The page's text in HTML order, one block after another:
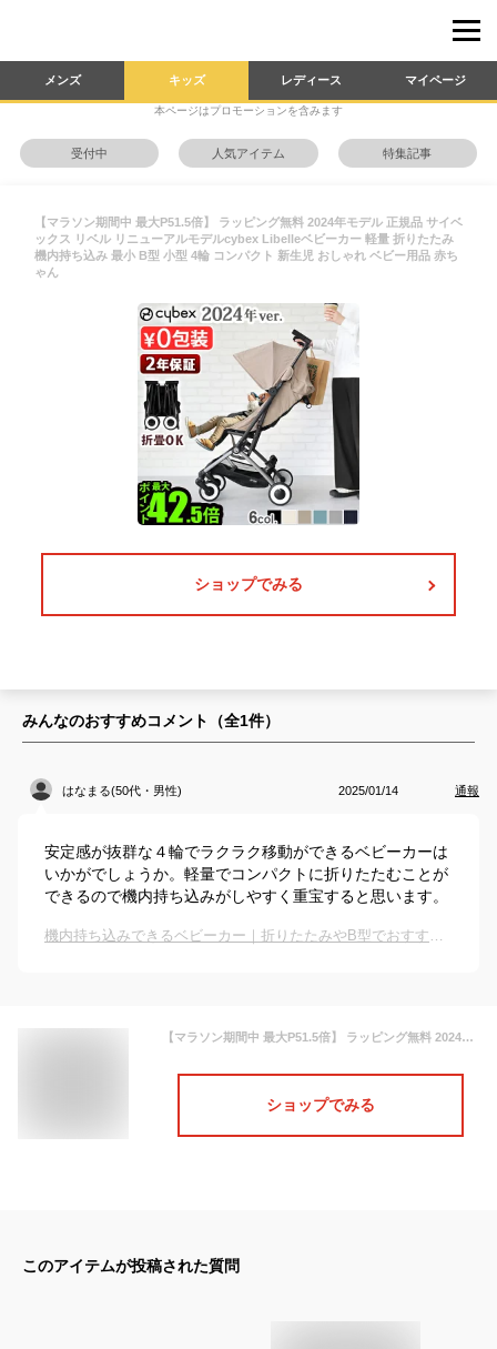
メンズ キッズ レディース マイページ
本ページはプロモーションを含みます
受付中 人気アイテム 特集記事
【マラソン期間中 最大P51.5倍】 ラッピング無料 2024年モデル 正規品 サイベ
ックス リベル リニューアルモデルcybex Libelleベビーカー 軽量 折りたたみ
機内持ち込み 最小 B型 小型 4輪 コンパクト 新生児 おしゃれ ベビー用品 赤ち
ゃん
ショップでみる
みんなのおすすめコメント（全1件）
はなまる(50代・男性) 2025/01/14 通報
安定感が抜群な４輪でラクラク移動ができるベビーカーは
いかがでしょうか。軽量でコンパクトに折りたたむことが
できるので機内持ち込みがしやすく重宝すると思います。
機内持ち込みできるベビーカー｜折りたたみやB型でおすすめは？
【マラソン期間中 最大P51.5倍】 ラッピング無料 2024年モデル 正規品 サイベックス リベル リニューアルモデルcybex Libelleベビーカー 軽量 折りたたみ 機内持ち込み 最小 B型 小型 4輪 コンパクト 新生児 おしゃれ ベビー用品 赤ちゃん
ショップでみる
このアイテムが投稿された質問